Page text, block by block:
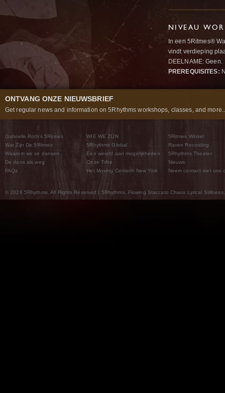
NIVEAU
In een 5Ritmes®
vindt verdieping
DEELNAME: Geen.
PREREQUISITES:
ONTVANG ONZE NIEUWSBRIEF
Get regular news and information on 5Rhythms workshops, classes, and
Gabrielle Roth’s 5Ritmes
Wat Zijn De 5Ritmes
Waarom we ze dansen
De dans als weg
FAQs
WIE WE ZIJN
5Rhythms Global
Een wereld aan mogelijkheden
Onze Tribe
Het Moving Center® New York
5Ritmes Winkel
Raven Recording
5Rhythms Theater
Nieuws
Neem contact met ons
© 2026 5Rhythms. All Rights Reserved | 5Rhythms, Flowing Staccato Chaos Lyrical